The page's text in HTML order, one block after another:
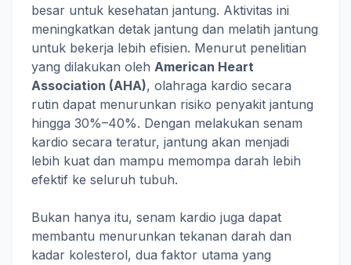
besar untuk kesehatan jantung. Aktivitas ini
meningkatkan detak jantung dan melatih jantung
untuk bekerja lebih efisien. Menurut penelitian
yang dilakukan oleh American Heart
Association (AHA), olahraga kardio secara
rutin dapat menurunkan risiko penyakit jantung
hingga 30%–40%. Dengan melakukan senam
kardio secara teratur, jantung akan menjadi
lebih kuat dan mampu memompa darah lebih
efektif ke seluruh tubuh.
Bukan hanya itu, senam kardio juga dapat
membantu menurunkan tekanan darah dan
kadar kolesterol, dua faktor utama yang